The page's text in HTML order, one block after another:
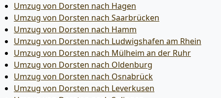
Umzug von Dorsten nach Hagen
Umzug von Dorsten nach Saarbrücken
Umzug von Dorsten nach Hamm
Umzug von Dorsten nach Ludwigshafen am Rhein
Umzug von Dorsten nach Mülheim an der Ruhr
Umzug von Dorsten nach Oldenburg
Umzug von Dorsten nach Osnabrück
Umzug von Dorsten nach Leverkusen